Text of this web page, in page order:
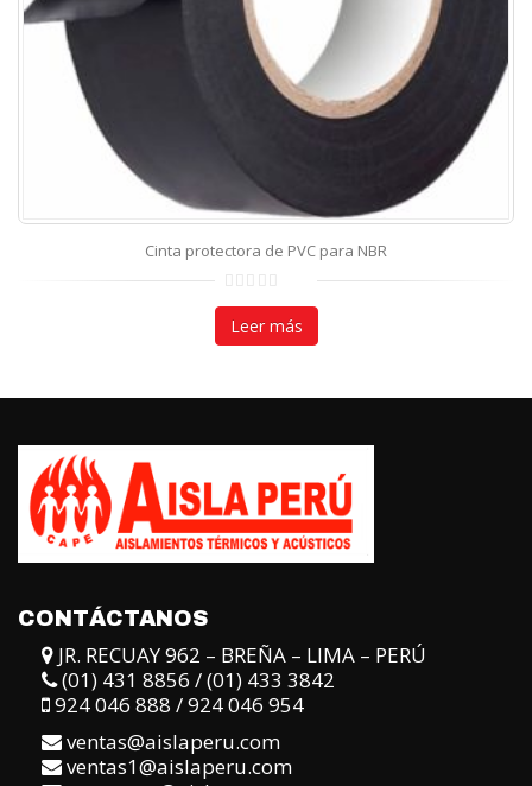
CONTÁCTANOS
JR. RECUAY 962 – BREÑA – LIMA – PERÚ
924 046 888 / 924 046 954
ventas@aislaperu.com
ventas1@aislaperu.com
proyectos@aislaperu.com
PRODUCTOS